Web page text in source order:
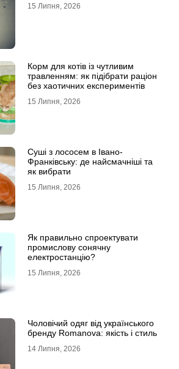
15 Липня, 2026
Корм для котів із чутливим
травленням: як підібрати раціон
без хаотичних експериментів
15 Липня, 2026
Суші з лососем в Івано-
Франківську: де найсмачніші та
як вибрати
15 Липня, 2026
Як правильно спроектувати
промислову сонячну
електростанцію?
15 Липня, 2026
Чоловічий одяг від українського
бренду Romanova: якість і стиль
14 Липня, 2026